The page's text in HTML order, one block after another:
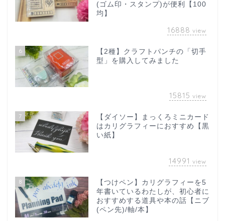
(ゴム印・スタンプ)が便利【100
均】
16888 view
6
【2種】クラフトパンチの「切手
型」を購入してみました
15815 view
7
【ダイソー】まっくろミニカード
はカリグラフィーにおすすめ【黒
い紙】
14991 view
8
【つけペン】カリグラフィーを5
年書いているわたしが、初心者に
おすすめする道具や本の話【ニブ
(ペン先)/軸/本】